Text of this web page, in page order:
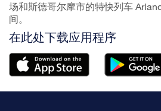
场和斯德哥尔摩市的特快列车
间。
在此处下载应用程序